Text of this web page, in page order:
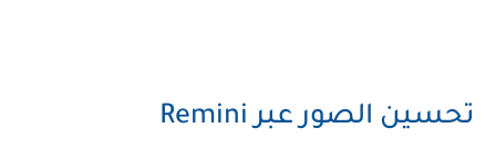
تحسين الصور عبر Remini